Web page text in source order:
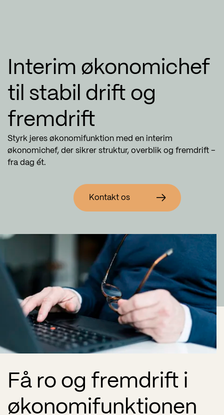
Interim økonomichef
til stabil drift og
fremdrift
Styrk jeres økonomifunktion med en interim
økonomichef, der sikrer struktur, overblik og fremdrift –
fra dag ét.
Kontakt os
Få ro og fremdrift i
økonomifunktionen